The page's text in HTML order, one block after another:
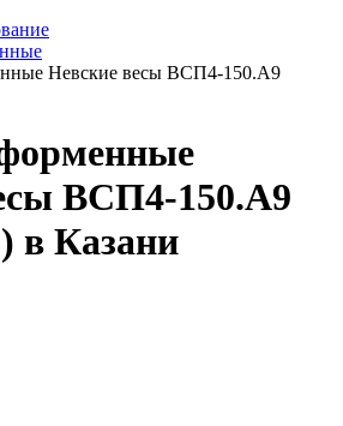
Невские весы ВСП4-150.А9
ВСП4-150.А9
в Казани